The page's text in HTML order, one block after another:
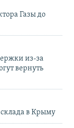
Газы до
из-за
вернуть
в Крыму